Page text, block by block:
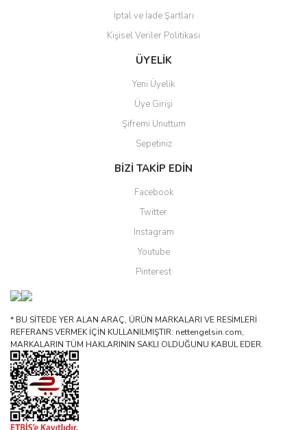
Gönder
İptal ve İade Şartları
Kişisel Veriler Politikası
ÜYELİK
Yeni Üyelik
Üye Girişi
Şifremi Unuttum
Sepetiniz
BİZİ TAKİP EDİN
Facebook
Twitter
Instagram
Youtube
Pinterest
* BU SİTEDE YER ALAN ARAÇ, ÜRÜN MARKALARI VE RESİMLERİ
REFERANS VERMEK İÇİN KULLANILMIŞTIR. nettengelsin.com,
MARKALARIN TÜM HAKLARININ SAKLI OLDUĞUNU KABUL EDER.